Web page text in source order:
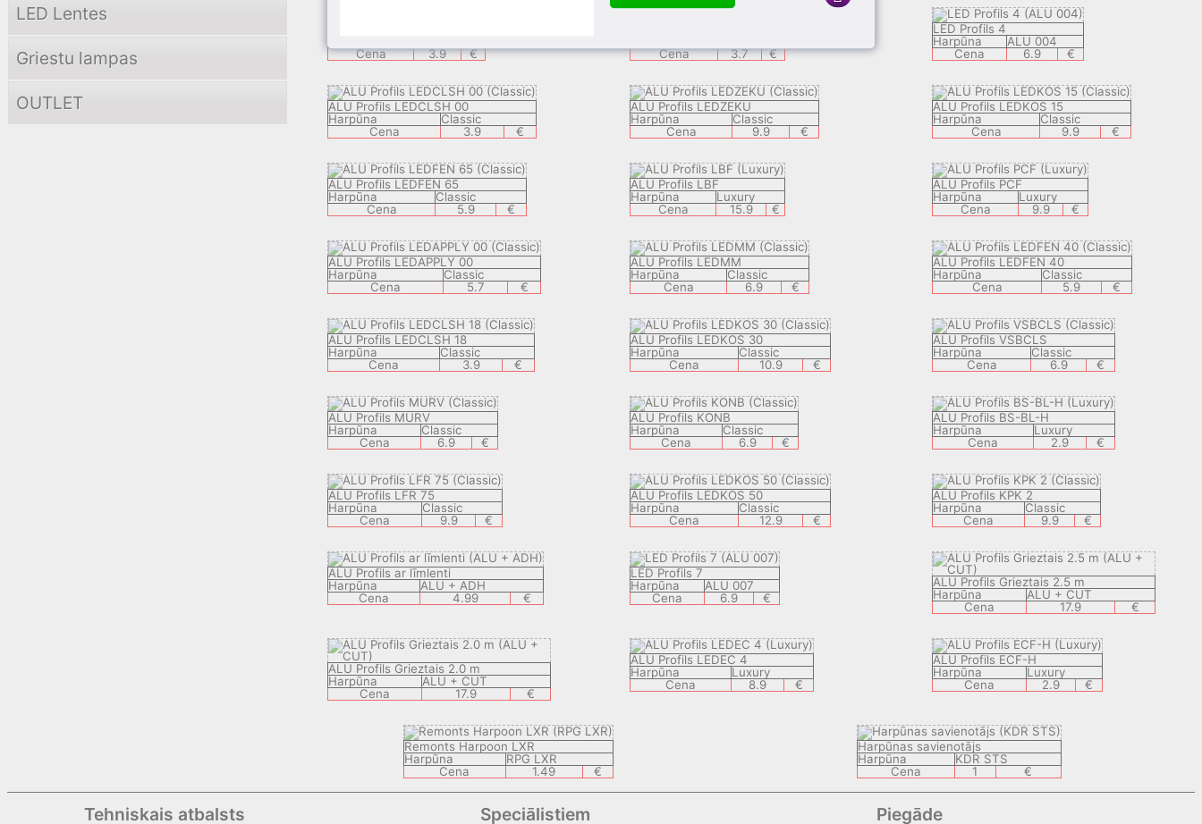
LED Lentes
Griestu lampas
OUTLET
Cena
3.9 €
Cena
3.7 €
LED Profils 4
Harpūna
ALU 004
Cena
6.9 €
ALU Profils LEDCLSH 00
Harpūna
Classic
Cena
3.9 €
ALU Profils LEDZEKU
Harpūna
Classic
Cena
9.9 €
ALU Profils LEDKOS 15
Harpūna
Classic
Cena
9.9 €
ALU Profils LEDFEN 65
Harpūna
Classic
Cena
5.9 €
ALU Profils LBF
Harpūna
Luxury
Cena
15.9 €
ALU Profils PCF
Harpūna
Luxury
Cena
9.9 €
ALU Profils LEDAPPLY 00
Harpūna
Classic
Cena
5.7 €
ALU Profils LEDMM
Harpūna
Classic
Cena
6.9 €
ALU Profils LEDFEN 40
Harpūna
Classic
Cena
5.9 €
ALU Profils LEDCLSH 18
Harpūna
Classic
Cena
3.9 €
ALU Profils LEDKOS 30
Harpūna
Classic
Cena
10.9 €
ALU Profils VSBCLS
Harpūna
Classic
Cena
6.9 €
ALU Profils MURV
Harpūna
Classic
Cena
6.9 €
ALU Profils KONB
Harpūna
Classic
Cena
6.9 €
ALU Profils BS-BL-H
Harpūna
Luxury
Cena
2.9 €
ALU Profils LFR 75
Harpūna
Classic
Cena
9.9 €
ALU Profils LEDKOS 50
Harpūna
Classic
Cena
12.9 €
ALU Profils KPK 2
Harpūna
Classic
Cena
9.9 €
ALU Profils ar līmlenti
Harpūna
ALU + ADH
Cena
4.99 €
LED Profils 7
Harpūna
ALU 007
Cena
6.9 €
ALU Profils Grieztais 2.5 m
Harpūna
ALU + CUT
Cena
17.9 €
ALU Profils Grieztais 2.0 m
Harpūna
ALU + CUT
Cena
17.9 €
ALU Profils LEDEC 4
Harpūna
Luxury
Cena
8.9 €
ALU Profils ECF-H
Harpūna
Luxury
Cena
2.9 €
Remonts Harpoon LXR
Harpūna
RPG LXR
Cena
1.49 €
Harpūnas savienotājs
Harpūna
KDR STS
Cena
1 €
Tehniskais atbalsts Speciālistiem Piegāde